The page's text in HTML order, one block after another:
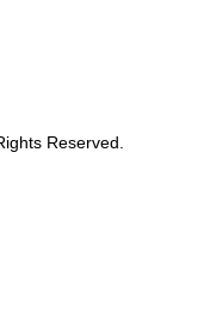
Reserved.